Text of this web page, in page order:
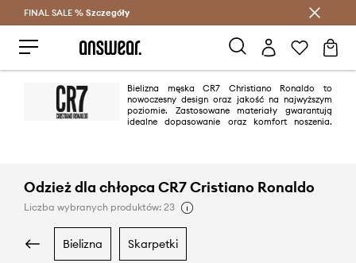
Oszczędzaj z Answear Club >
FINAL SALE % Szczegóły
Bielizna męska CR7 Christiano Ronaldo to
nowoczesny design oraz jakość na najwyższym
poziomie. Zastosowane materiały gwarantują
idealne dopasowanie oraz komfort noszenia.
Odzież dla chłopca CR7 Cristiano Ronaldo
Liczba wybranych produktów: 23
bielizna skarpetki